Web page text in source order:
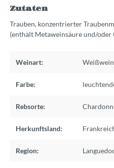
Zutaten
Trauben, konzentrierter
(enthält Metaweinsäure und/oder
Weinart: Weißwein
Farbe:
Rebsorte:
Herkunftsland:
Region: